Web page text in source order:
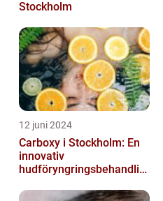
Stockholm
12 juni 2024
Carboxy i Stockholm: En
innovativ
hudföryngringsbehandlin